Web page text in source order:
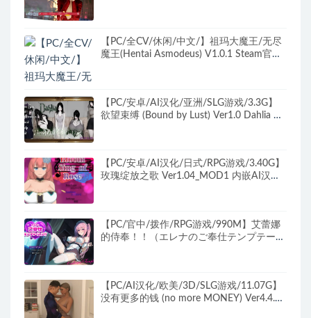
【PC/全CV/休闲/中文/】祖玛大魔王/无尽
魔王(Hentai Asmodeus) V1.0.1 Steam官方
【PC/安卓/AI汉化/亚洲/SLG游戏/3.3G】
欲望束缚 (Bound by Lust) Ver1.0 Dahlia AI
【PC/安卓/AI汉化/日式/RPG游戏/3.40G】
玫瑰绽放之歌 Ver1.04_MOD1 内嵌AI汉化
【PC/官中/拨作/RPG游戏/990M】艾蕾娜
的侍奉！！（エレナのご奉仕テンプテーシ
【PC/AI汉化/欧美/3D/SLG游戏/11.07G】
没有更多的钱 (no more MONEY) Ver4.4.2